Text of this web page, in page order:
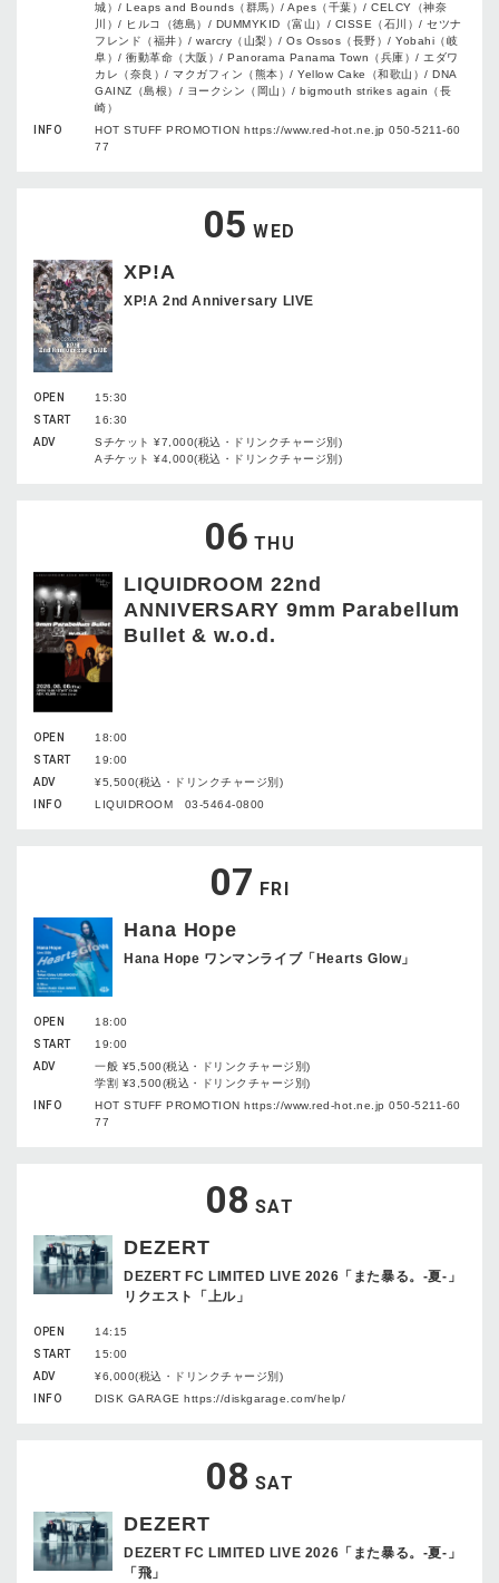
城）/ Leaps and Bounds（群馬）/ Apes（千葉）/ CELCY（神奈
川）/ ヒルコ（徳島）/ DUMMYKID（富山）/ CISSE（石川）/ セツナ
フレンド（福井）/ warcry（山梨）/ Os Ossos（長野）/ Yobahi（岐
阜）/ 衝動革命（大阪）/ Panorama Panama Town（兵庫）/ エダワ
カレ（奈良）/ マクガフィン（熊本）/ Yellow Cake（和歌山）/ DNA
GAINZ（島根）/ ヨークシン（岡山）/ bigmouth strikes again（長
崎）
INFO
HOT STUFF PROMOTION https://www.red-hot.ne.jp 050-5211-60
77
05 WED
XP!A
XP!A 2nd Anniversary LIVE
OPEN
15:30
START
16:30
ADV
Sチケット ¥7,000(税込・ドリンクチャージ別)
Aチケット ¥4,000(税込・ドリンクチャージ別)
06 THU
LIQUIDROOM 22nd
ANNIVERSARY 9mm Parabellum
Bullet & w.o.d.
OPEN
18:00
START
19:00
ADV
¥5,500(税込・ドリンクチャージ別)
INFO
LIQUIDROOM 03-5464-0800
07 FRI
Hana Hope
Hana Hope ワンマンライブ「Hearts Glow」
OPEN
18:00
START
19:00
ADV
一般 ¥5,500(税込・ドリンクチャージ別)
学割 ¥3,500(税込・ドリンクチャージ別)
INFO
HOT STUFF PROMOTION https://www.red-hot.ne.jp 050-5211-60
77
08 SAT
DEZERT
DEZERT FC LIMITED LIVE 2026「また暴る。-夏-」
リクエスト「上ル」
OPEN
14:15
START
15:00
ADV
¥6,000(税込・ドリンクチャージ別)
INFO
DISK GARAGE https://diskgarage.com/help/
08 SAT
DEZERT
DEZERT FC LIMITED LIVE 2026「また暴る。-夏-」
「飛」